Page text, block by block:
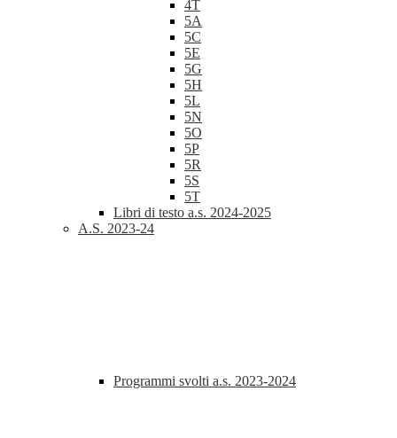
4T
5A
5C
5E
5G
5H
5L
5N
5O
5P
5R
5S
5T
Libri di testo a.s. 2024-2025
A.S. 2023-24
Programmi svolti a.s. 2023-2024